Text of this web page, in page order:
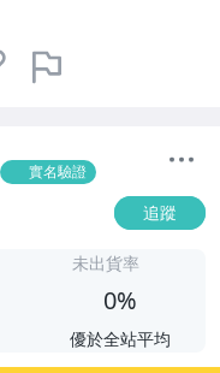
實名驗證
追蹤
未出貨率
0%
優於全站平均